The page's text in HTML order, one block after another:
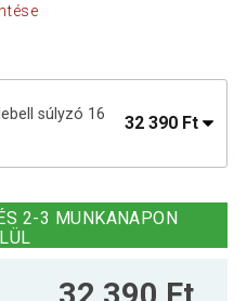
súlyzó 16
32 390 Ft
48 090 Ft
2-3 MUNKANAPON